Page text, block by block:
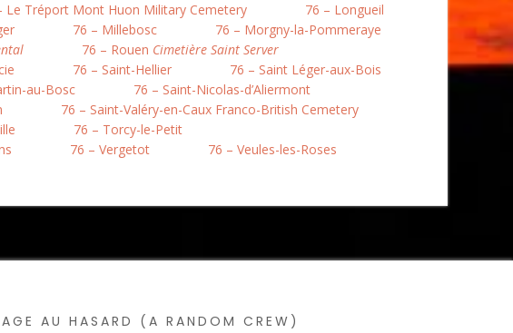
Le Tréport Mont Huon Military Cemetery
76 – Longueil
76 – Millebosc
76 – Morgny-la-Pommeraye
76 – Rouen Cimetière Saint Server
76 – Saint-Hellier
76 – Saint Léger-aux-Bois
au-Bosc
76 – Saint-Nicolas-d’Aliermont
76 – Saint-Valéry-en-Caux Franco-British Cemetery
76 – Torcy-le-Petit
76 – Vergetot 76 – Veules-les-Roses
AU HASARD (A RANDOM CREW)